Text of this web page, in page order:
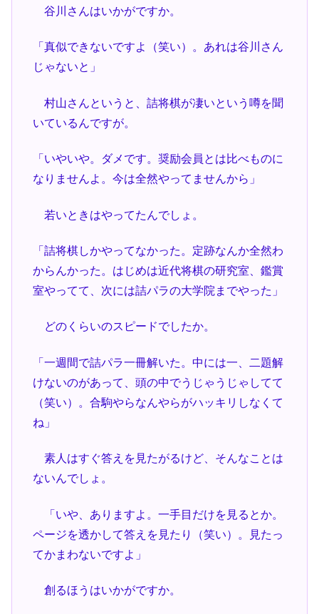
谷川さんはいかがですか。
「真似できないですよ（笑い）。あれは谷川さん
じゃないと」
村山さんというと、詰将棋が凄いという噂を聞
いているんですが。
「いやいや。ダメです。奨励会員とは比べものに
なりませんよ。今は全然やってませんから」
若いときはやってたんでしょ。
「詰将棋しかやってなかった。定跡なんか全然わ
からんかった。はじめは近代将棋の研究室、鑑賞
室やってて、次には詰パラの大学院までやった」
どのくらいのスピードでしたか。
「一週間で詰パラ一冊解いた。中には一、二題解
けないのがあって、頭の中でうじゃうじゃしてて
（笑い）。合駒やらなんやらがハッキリしなくて
ね」
素人はすぐ答えを見たがるけど、そんなことは
ないんでしょ。
「いや、ありますよ。一手目だけを見るとか。
ページを透かして答えを見たり（笑い）。見たっ
てかまわないですよ」
創るほうはいかがですか。